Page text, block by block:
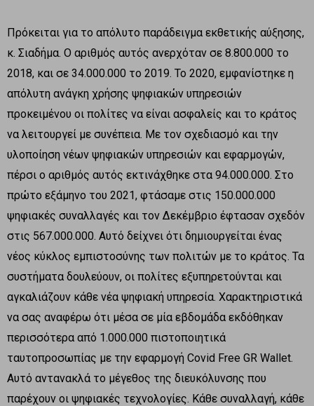
Πρόκειται για το απόλυτο παράδειγμα εκθετικής αύξησης,
κ. Σιαδήμα. Ο αριθμός αυτός ανερχόταν σε 8.800.000 το
2018, και σε 34.000.000 το 2019. Το 2020, εμφανίστηκε η
απόλυτη ανάγκη χρήσης ψηφιακών υπηρεσιών
προκειμένου οι πολίτες να είναι ασφαλείς και το κράτος
να λειτουργεί με συνέπεια. Με τον σχεδιασμό και την
υλοποίηση νέων ψηφιακών υπηρεσιών και εφαρμογών,
πέρσι ο αριθμός αυτός εκτινάχθηκε στα 94.000.000. Στο
πρώτο εξάμηνο του 2021, φτάσαμε στις 150.000.000
ψηφιακές συναλλαγές και τον Δεκέμβριο έφτασαν σχεδόν
στις 567.000.000. Αυτό δείχνει ότι δημιουργείται ένας
νέος κύκλος εμπιστοσύνης των πολιτών με το κράτος. Τα
συστήματα δουλεύουν, οι πολίτες εξυπηρετούνται και
αγκαλιάζουν κάθε νέα ψηφιακή υπηρεσία. Χαρακτηριστικά
να σας αναφέρω ότι μέσα σε μία εβδομάδα εκδόθηκαν
περισσότερα από 1.000.000 πιστοποιητικά
ταυτοπροσωπίας με την εφαρμογή Covid Free GR Wallet.
Αυτό αντανακλά το μέγεθος της διευκόλυνσης που
παρέχουν οι ψηφιακές τεχνολογίες. Κάθε συναλλαγή, κάθε